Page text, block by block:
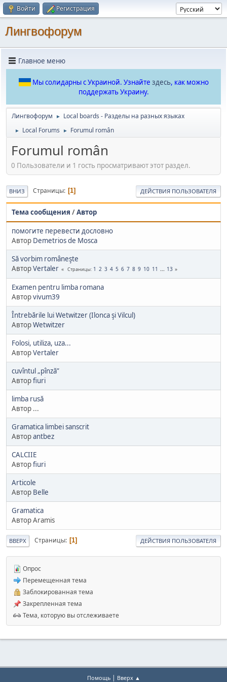
Войти Регистрация
Лингвофорум
Главное меню
Мы солидарны с Украиной. Узнайте здесь, как можно
поддержать Украину.
Лингвофорум ► Local boards - Разделы на разных языках
► Local Forums ► Forumul român
Forumul român
0 Пользователи и 1 гость просматривают этот раздел.
ВНИЗ Страницы 1 ДЕЙСТВИЯ ПОЛЬЗОВАТЕЛЯ
Тема сообщения /Автор
помогите перевести дословно
Автор Demetrios de Mosca
Să vorbim româneşte
АвторVertaler Страницы 1 2 3 4 5 6 7 8 9 10 11 ... 13
Examen pentru limba romana
Авторvivum39
Întrebările lui Wetwitzer (Ilonca şi Vilcul)
АвторWetwitzer
Folosi, utiliza, uza...
АвторVertaler
cuvîntul „pînză”
Авторfiuri
limba rusă
Автор ...
Gramatica limbei sanscrit
Авторantbez
CALCIIE
Авторfiuri
Articole
Автор Belle
Gramatica
Автор Aramis
ВВЕРХ Страницы 1 ДЕЙСТВИЯ ПОЛЬЗОВАТЕЛЯ
Опрос
Перемещенная тема
Заблокированная тема
Закрепленная тема
Тема, которую вы отслеживаете
Помощь| Вверх ▲